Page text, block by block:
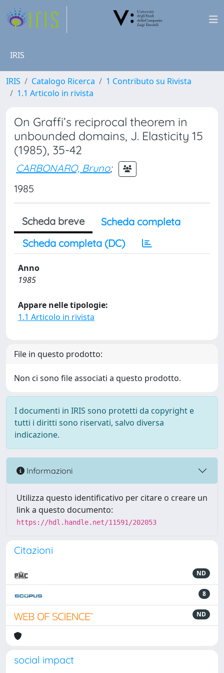
IRIS
IRIS Catalogo Ricerca
1 Contributo su Rivista
1.1 Articolo in rivista
On Graffi’s reciprocal theorem in
unbounded domains, J. Elasticity 15
(1985), 35-42
CARBONARO, Bruno;
1985
Scheda breve
Scheda completa
Scheda completa (DC)
Anno
1985
Appare nelle tipologie:
1.1 Articolo in rivista
File in questo prodotto:
Non ci sono file associati a questo prodotto.
I documenti in IRIS sono protetti da copyright e
tutti i diritti sono riservati, salvo diversa
indicazione.
Informazioni
Utilizza questo identificativo per citare o creare un
link a questo documento:
https://hdl.handle.net/11591/202053
Citazioni
ND
8
ND
social impact